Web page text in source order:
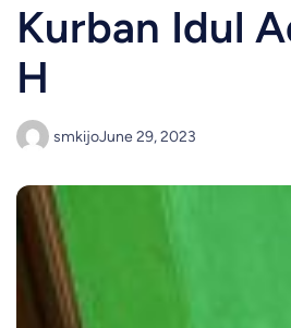
Kurban Idul
H
smkijoJune 29, 2023